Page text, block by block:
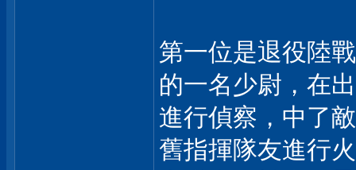
第一位是退役陸
的一名少尉，在
進行偵察，中了
舊指揮隊友進行